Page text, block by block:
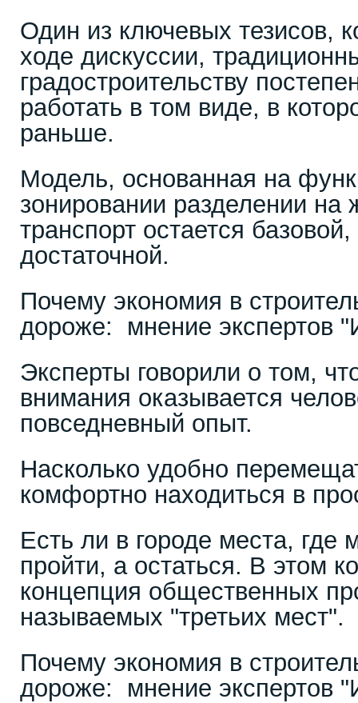
Один из ключевых тезисов,
ходе дискуссии,
градостроительству
работать в том виде, в
раньше.
Модель, основанная на
зонировании разделении на
транспорт остается
достаточной.
Почему экономия в
дороже: мнение экспертов
Эксперты говорили о том,
внимания оказывается
повседневный опыт.
Насколько удобно
комфортно находиться в
Есть ли в городе места, где
пройти, а остаться. В этом
концепция общественных
называемых "третьих мест".
Почему экономия в
дороже: мнение экспертов